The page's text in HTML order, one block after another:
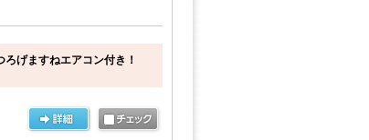
げますねエアコン付き！